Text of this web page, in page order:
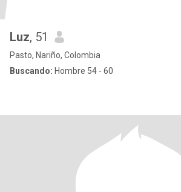
Luz, 51
Pasto, Nariño, Colombia
Buscando: Hombre 54 - 60